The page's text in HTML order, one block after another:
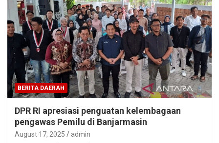
BERITA DAERAH
DPR RI apresiasi penguatan kelembagaan
pengawas Pemilu di Banjarmasin
August 17, 2025 admin